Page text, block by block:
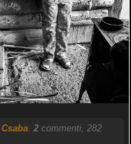
. 2commenti, 282